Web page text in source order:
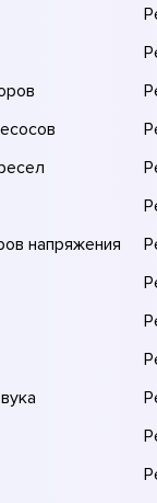
напряжения